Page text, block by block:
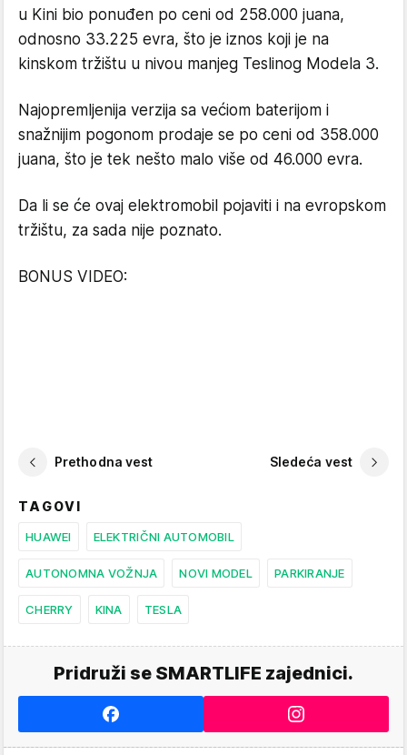
u Kini bio ponuđen po ceni od 258.000 juana,
odnosno 33.225 evra, što je iznos koji je na
kinskom tržištu u nivou manjeg Teslinog Modela 3.
Najopremljenija verzija sa većiom baterijom i
snažnijim pogonom prodaje se po ceni od 358.000
juana, što je tek nešto malo više od 46.000 evra.
Da li se će ovaj elektromobil pojaviti i na evropskom
tržištu, za sada nije poznato.
BONUS VIDEO:
Prethodna vest Sledeća vest
TAGOVI
HUAWEI ELEKTRIČNI AUTOMOBIL
AUTONOMNA VOŽNJA NOVI MODEL PARKIRANJE
CHERRY KINA TESLA
Pridruži se SMARTLIFE zajednici.